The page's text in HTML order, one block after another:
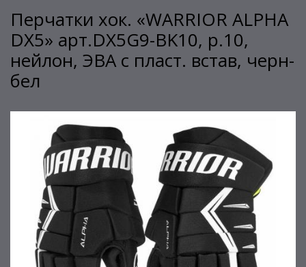
Перчатки хок. «WARRIOR ALPHA
DX5» арт.DX5G9-BK10, р.10,
нейлон, ЭВА с пласт. встав, черн-
бел